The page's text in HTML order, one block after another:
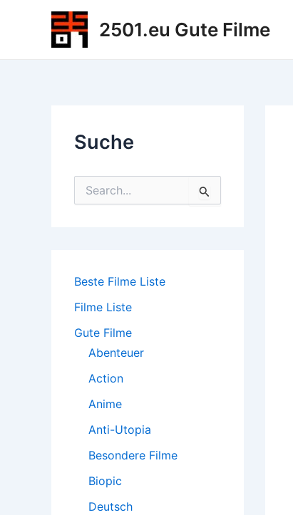
2501.eu Gute Filme
Suche
a
h
Beste Filme Liste
Filme Liste
Gute Filme
Abenteuer
Action
Anime
Anti-Utopia
Besondere Filme
Biopic
Deutsch